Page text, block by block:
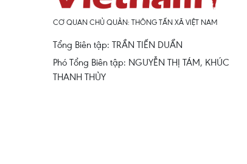
CƠ QUAN CHỦ QUẢN: THÔNG TẤN XÃ VIỆT NAM
Tổng Biên tập: TRẦN TIẾN DUẨN
Phó Tổng Biên tập: NGUYỄN THỊ TÁM, KHÚC
THANH THỦY